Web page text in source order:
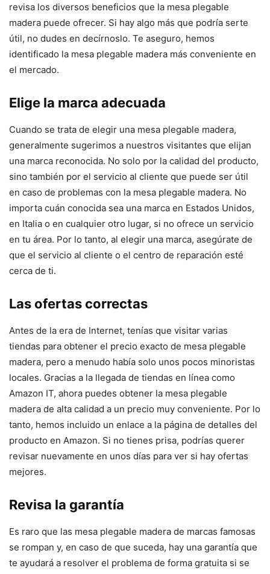
revisa los diversos beneficios que la mesa plegable
madera puede ofrecer. Si hay algo más que podría serte
útil, no dudes en decírnoslo. Te aseguro, hemos
identificado la mesa plegable madera más conveniente en
el mercado.
Elige la marca adecuada
Cuando se trata de elegir una mesa plegable madera,
generalmente sugerimos a nuestros visitantes que elijan
una marca reconocida. No solo por la calidad del producto,
sino también por el servicio al cliente que puede ser útil
en caso de problemas con la mesa plegable madera. No
importa cuán conocida sea una marca en Estados Unidos,
en Italia o en cualquier otro lugar, si no ofrece un servicio
en tu área. Por lo tanto, al elegir una marca, asegúrate de
que el servicio al cliente o el centro de reparación esté
cerca de ti.
Las ofertas correctas
Antes de la era de Internet, tenías que visitar varias
tiendas para obtener el precio exacto de mesa plegable
madera, pero a menudo había solo unos pocos minoristas
locales. Gracias a la llegada de tiendas en línea como
Amazon IT, ahora puedes obtener la mesa plegable
madera de alta calidad a un precio muy conveniente. Por lo
tanto, hemos incluido un enlace a la página de detalles del
producto en Amazon. Si no tienes prisa, podrías querer
revisar nuevamente en unos días para ver si hay ofertas
mejores.
Revisa la garantía
Es raro que las mesa plegable madera de marcas famosas
se rompan y, en caso de que suceda, hay una garantía que
te ayudará a resolver el problema de forma gratuita si se